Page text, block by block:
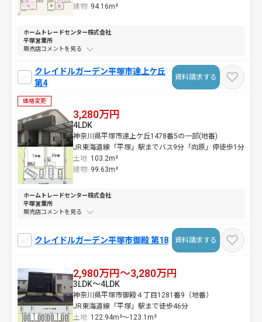
建物 94.16m²
ホームトレードセンター株式会社
平塚営業所
販売店コメントを
クレイドルガーデン平塚市達上ケ丘
第4
資料請求する
価格変更
3,280万円
神奈川県平塚市達上ケ丘1478番5の一部(地番)
JR東海道線「平塚」駅までバス9分「向原」停徒歩1分
土地 103.2m²
4LDK
建物 99.63m²
ホームトレードセンター株式会社
平塚営業所
販売店コメントを
クレイドルガーデン平塚市御殿 第18 資料請求する
2,980万円～3,280万円
神奈川県平塚市御殿４丁目1281番9（地番）
JR東海道線「平塚」駅まで徒歩46分
土地 122.94m²～123.1m²
3LDK～4LDK